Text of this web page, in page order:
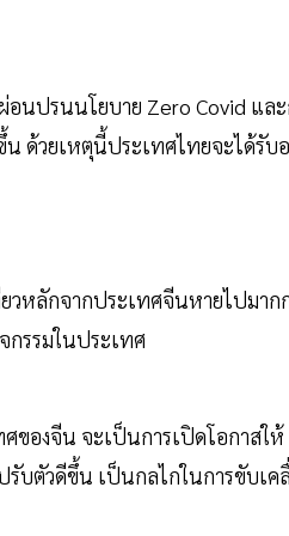
นปรนนโยบาย Zero Covid แล
ด้วยเหตุนี้ประเทศไทยจะได้รั
หลักจากประเทศจีนหายไปมาก
รรมในประเทศ
ของจีน จะเป็นการเปิดโอกาสใ
รับตัวดีขึ้น เป็นกลไกในการขับเ